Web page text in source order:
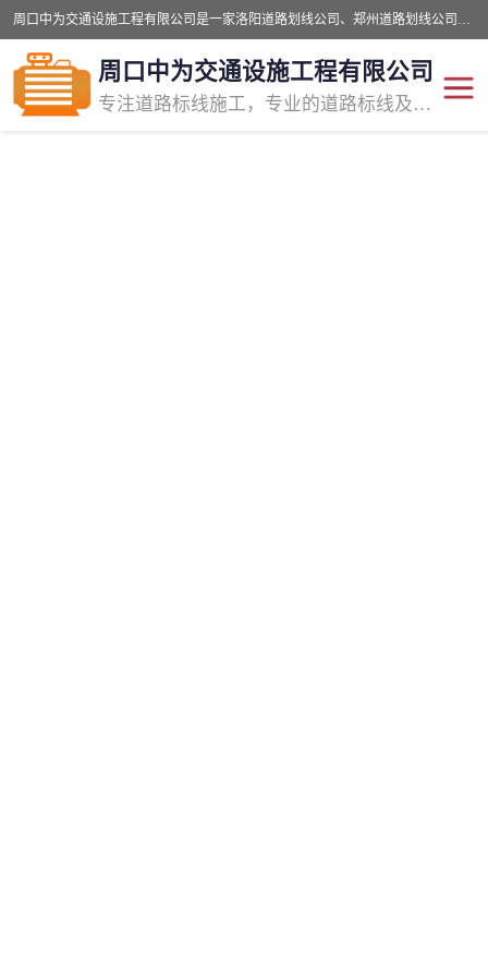
周口中为交通设施工程有限公司是一家洛阳道路划线公司、郑州道路划线公司、平顶山道路车位划线公司、开封车位划线公司、许昌道路车位划线公司、漯河道路车位划线公司，公司始终坚持“诚信、匠心、专注”的宗旨；我们的经营理念是：的服务。
周口中为交通设施工程有限公司
专注道路标线施工，专业的道路标线及交通设施施工服务商!